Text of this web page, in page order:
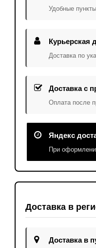
Удобные
Курьерская
Доставка по
Доставка с
Оплата после
Яндекс
При
Доставка в
Доставка в